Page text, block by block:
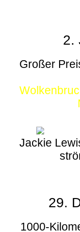
2.
Großer
Jackie
29.
1000-